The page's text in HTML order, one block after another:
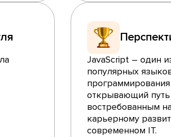
JavaScript – один
популярных
открывающий
востребованным
карьерному
современном IT.